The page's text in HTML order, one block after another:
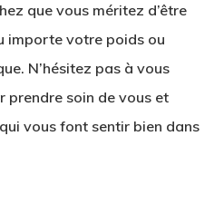
que vous méritez d’être
importe votre poids ou
N’hésitez pas à vous
prendre soin de vous et
vous font sentir bien dans